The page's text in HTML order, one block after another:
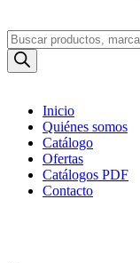
Búsqueda
de
productos
Inicio
Quiénes somos
Catálogo
Ofertas
Catálogos PDF
Contacto